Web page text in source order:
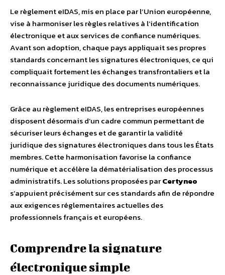
Le règlement eIDAS, mis en place par l’Union européenne,
vise à harmoniser les règles relatives à l’identification
électronique et aux services de confiance numériques.
Avant son adoption, chaque pays appliquait ses propres
standards concernant les signatures électroniques, ce qui
compliquait fortement les échanges transfrontaliers et la
reconnaissance juridique des documents numériques.
Grâce au règlement eIDAS, les entreprises européennes
disposent désormais d’un cadre commun permettant de
sécuriser leurs échanges et de garantir la validité
juridique des signatures électroniques dans tous les États
membres. Cette harmonisation favorise la confiance
numérique et accélère la dématérialisation des processus
administratifs. Les solutions proposées parCertyneo
s’appuient précisément sur ces standards afin de répondre
aux exigences réglementaires actuelles des
professionnels français et européens.
Comprendre la signature
électronique simple